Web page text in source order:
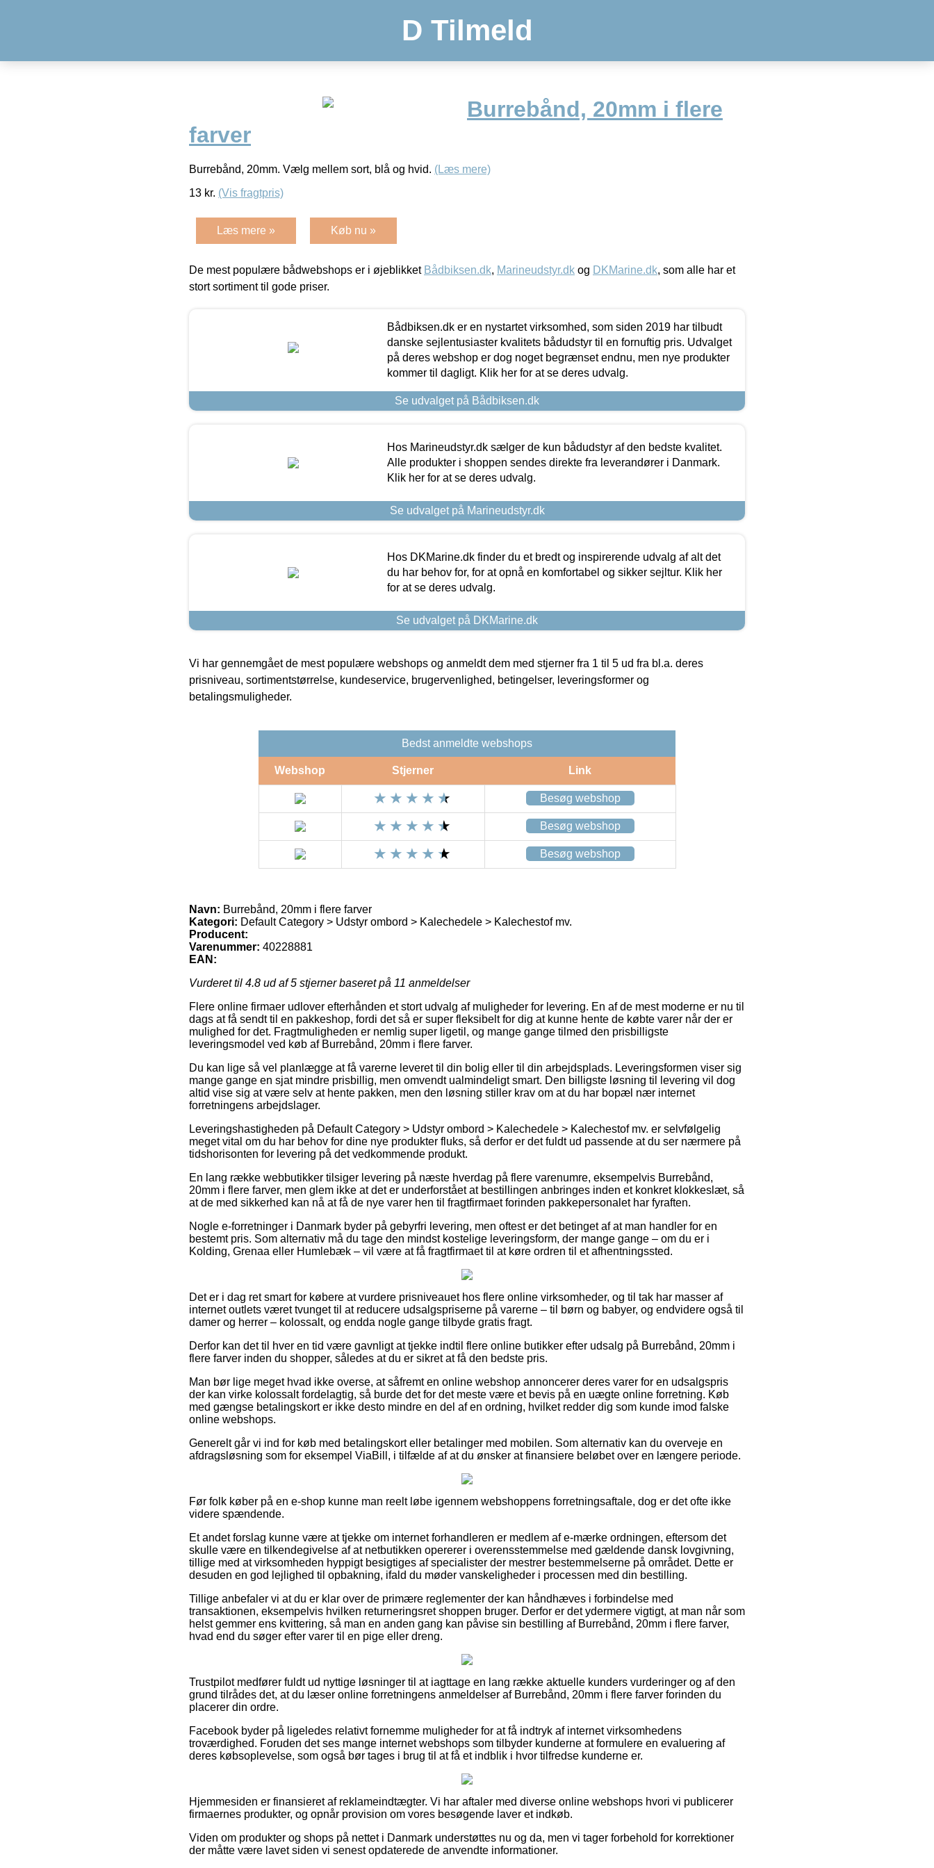
D Tilmeld
Burrebånd, 20mm i flere
farver
Burrebånd, 20mm. Vælg mellem sort, blå og hvid. (Læs mere)
13 kr. (Vis fragtpris)
Læs mere » Køb nu »
De mest populære bådwebshops er i øjeblikket Bådbiksen.dk, Marineudstyr.dk og DKMarine.dk, som alle har et
stort sortiment til gode priser.
Bådbiksen.dk er en nystartet virksomhed, som siden 2019 har tilbudt
danske sejlentusiaster kvalitets bådudstyr til en fornuftig pris. Udvalget
på deres webshop er dog noget begrænset endnu, men nye produkter
kommer til dagligt. Klik her for at se deres udvalg.
Se udvalget på Bådbiksen.dk
Hos Marineudstyr.dk sælger de kun bådudstyr af den bedste kvalitet.
Alle produkter i shoppen sendes direkte fra leverandører i Danmark.
Klik her for at se deres udvalg.
Se udvalget på Marineudstyr.dk
Hos DKMarine.dk finder du et bredt og inspirerende udvalg af alt det
du har behov for, for at opnå en komfortabel og sikker sejltur. Klik her
for at se deres udvalg.
Se udvalget på DKMarine.dk
Vi har gennemgået de mest populære webshops og anmeldt dem med stjerner fra 1 til 5 ud fra bl.a. deres
prisniveau, sortimentstørrelse, kundeservice, brugervenlighed, betingelser, leveringsformer og
betalingsmuligheder.
Bedst anmeldte webshops
Webshop Stjerner Link
Besøg webshop
Besøg webshop
Besøg webshop
Navn: Burrebånd, 20mm i flere farver
Kategori: Default Category > Udstyr ombord > Kalechedele > Kalechestof mv.
Producent:
Varenummer: 40228881
EAN:
Vurderet til 4.8 ud af 5 stjerner baseret på 11 anmeldelser
Flere online firmaer udlover efterhånden et stort udvalg af muligheder for levering. En af de mest moderne er nu til
dags at få sendt til en pakkeshop, fordi det så er super fleksibelt for dig at kunne hente de købte varer når der er
mulighed for det. Fragtmuligheden er nemlig super ligetil, og mange gange tilmed den prisbilligste
leveringsmodel ved køb af Burrebånd, 20mm i flere farver.
Du kan lige så vel planlægge at få varerne leveret til din bolig eller til din arbejdsplads. Leveringsformen viser sig
mange gange en sjat mindre prisbillig, men omvendt ualmindeligt smart. Den billigste løsning til levering vil dog
altid vise sig at være selv at hente pakken, men den løsning stiller krav om at du har bopæl nær internet
forretningens arbejdslager.
Leveringshastigheden på Default Category > Udstyr ombord > Kalechedele > Kalechestof mv. er selvfølgelig
meget vital om du har behov for dine nye produkter fluks, så derfor er det fuldt ud passende at du ser nærmere på
tidshorisonten for levering på det vedkommende produkt.
En lang række webbutikker tilsiger levering på næste hverdag på flere varenumre, eksempelvis Burrebånd,
20mm i flere farver, men glem ikke at det er underforstået at bestillingen anbringes inden et konkret klokkeslæt, så
at de med sikkerhed kan nå at få de nye varer hen til fragtfirmaet forinden pakkepersonalet har fyraften.
Nogle e-forretninger i Danmark byder på gebyrfri levering, men oftest er det betinget af at man handler for en
bestemt pris. Som alternativ må du tage den mindst kostelige leveringsform, der mange gange – om du er i
Kolding, Grenaa eller Humlebæk – vil være at få fragtfirmaet til at køre ordren til et afhentningssted.
Det er i dag ret smart for købere at vurdere prisniveauet hos flere online virksomheder, og til tak har masser af
internet outlets været tvunget til at reducere udsalgspriserne på varerne – til børn og babyer, og endvidere også til
damer og herrer – kolossalt, og endda nogle gange tilbyde gratis fragt.
Derfor kan det til hver en tid være gavnligt at tjekke indtil flere online butikker efter udsalg på Burrebånd, 20mm i
flere farver inden du shopper, således at du er sikret at få den bedste pris.
Man bør lige meget hvad ikke overse, at såfremt en online webshop annoncerer deres varer for en udsalgspris
der kan virke kolossalt fordelagtig, så burde det for det meste være et bevis på en uægte online forretning. Køb
med gængse betalingskort er ikke desto mindre en del af en ordning, hvilket redder dig som kunde imod falske
online webshops.
Generelt går vi ind for køb med betalingskort eller betalinger med mobilen. Som alternativ kan du overveje en
afdragsløsning som for eksempel ViaBill, i tilfælde af at du ønsker at finansiere beløbet over en længere periode.
Før folk køber på en e-shop kunne man reelt løbe igennem webshoppens forretningsaftale, dog er det ofte ikke
videre spændende.
Et andet forslag kunne være at tjekke om internet forhandleren er medlem af e-mærke ordningen, eftersom det
skulle være en tilkendegivelse af at netbutikken opererer i overensstemmelse med gældende dansk lovgivning,
tillige med at virksomheden hyppigt besigtiges af specialister der mestrer bestemmelserne på området. Dette er
desuden en god lejlighed til opbakning, ifald du møder vanskeligheder i processen med din bestilling.
Tillige anbefaler vi at du er klar over de primære reglementer der kan håndhæves i forbindelse med
transaktionen, eksempelvis hvilken returneringsret shoppen bruger. Derfor er det ydermere vigtigt, at man når som
helst gemmer ens kvittering, så man en anden gang kan påvise sin bestilling af Burrebånd, 20mm i flere farver,
hvad end du søger efter varer til en pige eller dreng.
Trustpilot medfører fuldt ud nyttige løsninger til at iagttage en lang række aktuelle kunders vurderinger og af den
grund tilrådes det, at du læser online forretningens anmeldelser af Burrebånd, 20mm i flere farver forinden du
placerer din ordre.
Facebook byder på ligeledes relativt fornemme muligheder for at få indtryk af internet virksomhedens
troværdighed. Foruden det ses mange internet webshops som tilbyder kunderne at formulere en evaluering af
deres købsoplevelse, som også bør tages i brug til at få et indblik i hvor tilfredse kunderne er.
Hjemmesiden er finansieret af reklameindtægter. Vi har aftaler med diverse online webshops hvori vi publicerer
firmaernes produkter, og opnår provision om vores besøgende laver et indkøb.
Viden om produkter og shops på nettet i Danmark understøttes nu og da, men vi tager forbehold for korrektioner
der måtte være lavet siden vi senest opdaterede de anvendte informationer.